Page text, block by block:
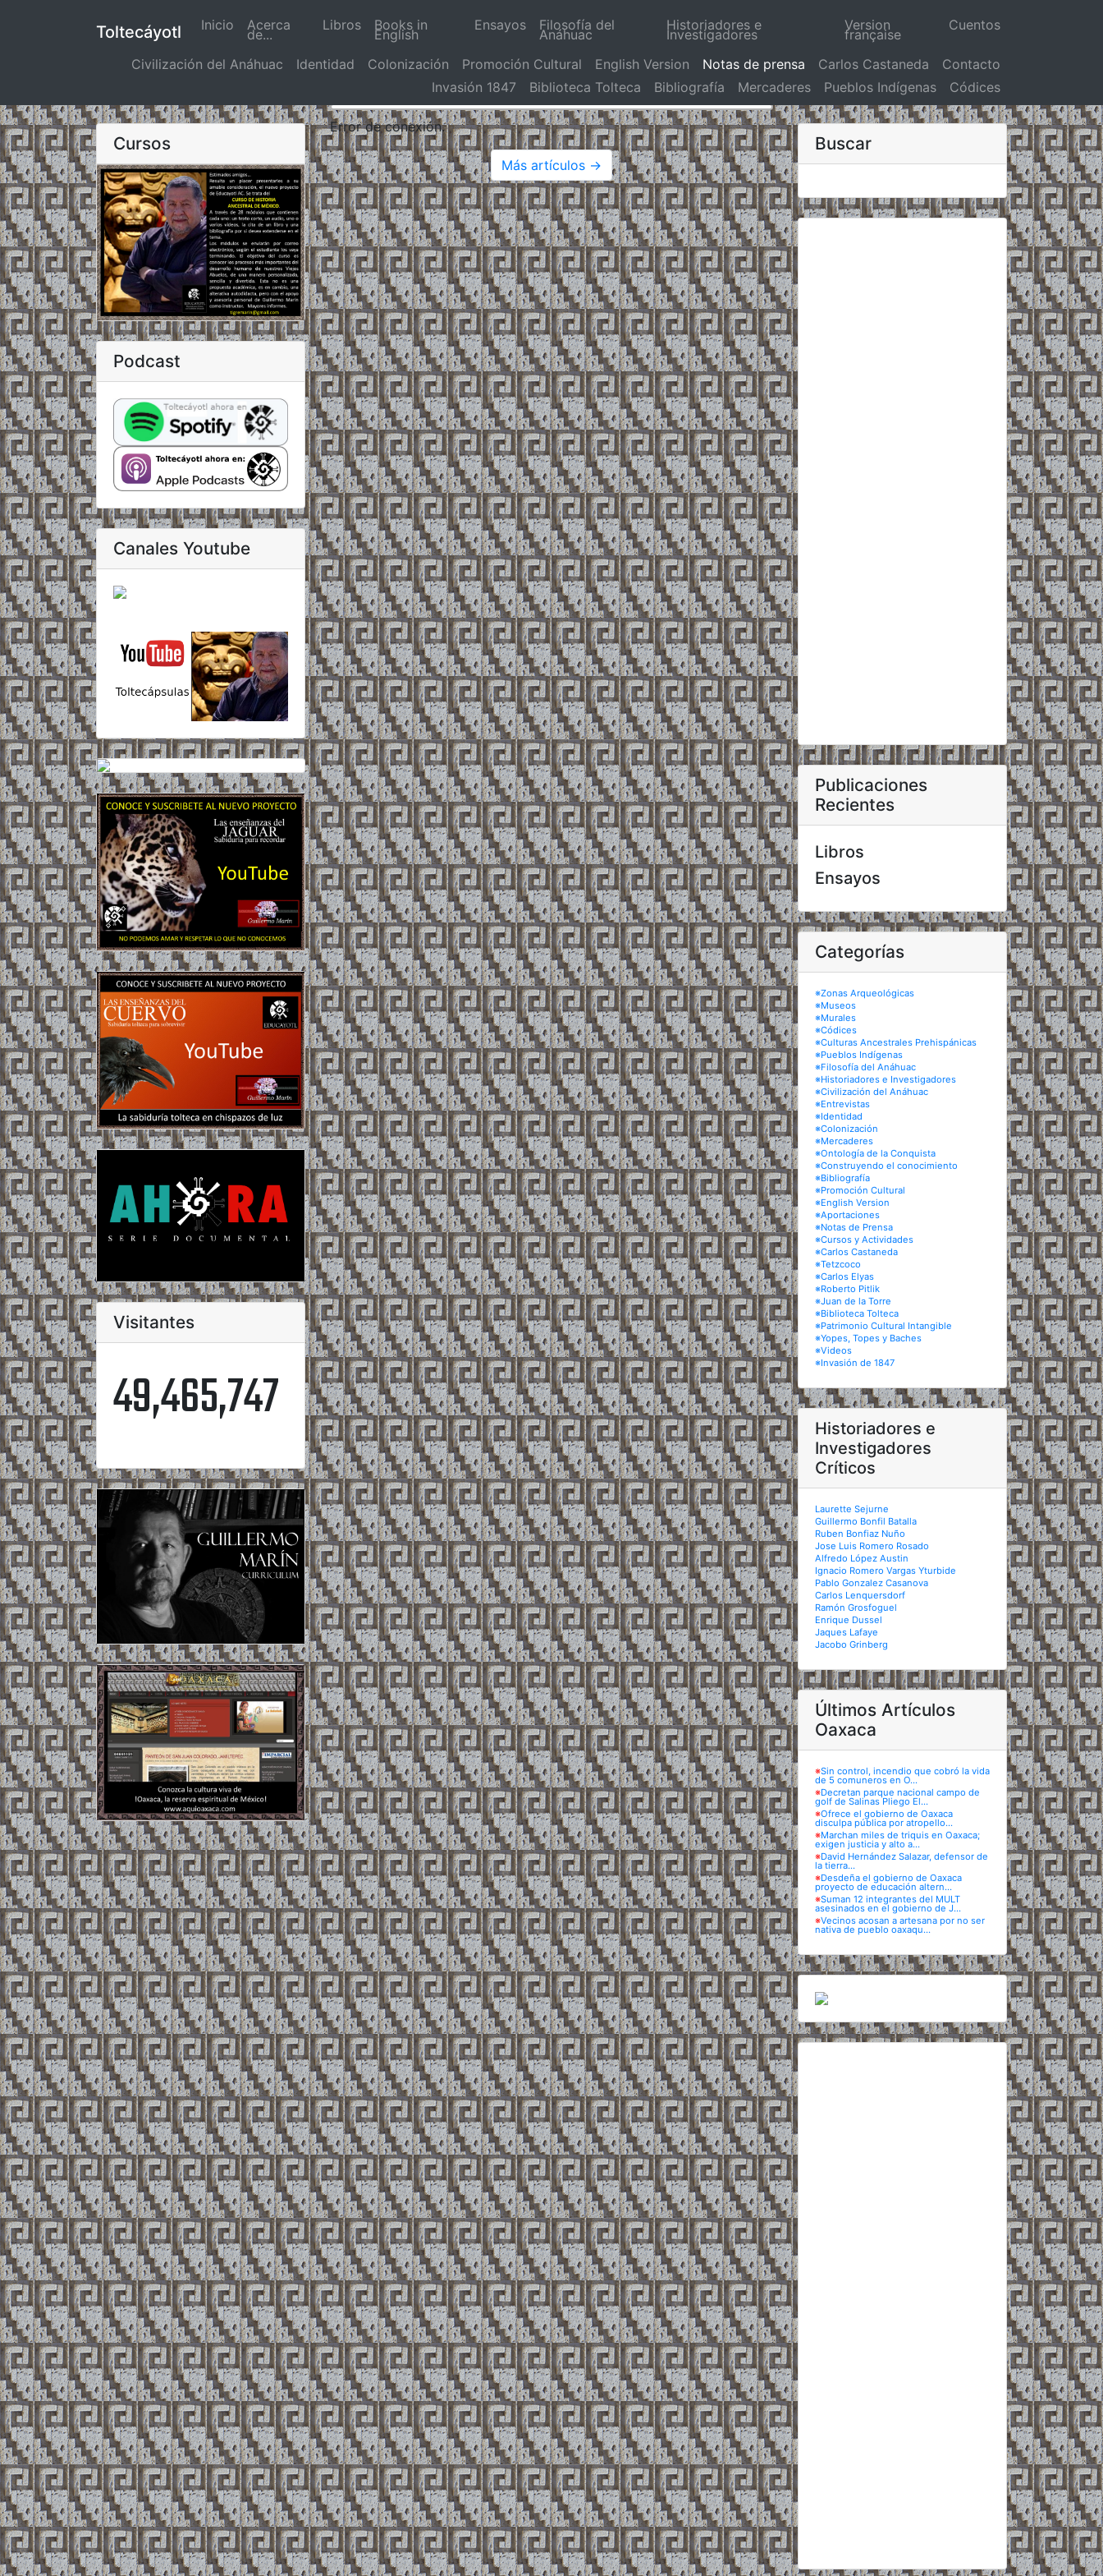
Toltecáyotl Inicio (actual)
Acerca
de...
Libros Books in
English
Ensayos Filosofía del
Anáhuac
Historiadores e
Investigadores
Version
française
Cuentos
Civilización del Anáhuac Identidad Colonización Promoción Cultural English Version Notas de prensa Carlos Castaneda
Contacto
Invasión 1847
Biblioteca Tolteca Bibliografía Mercaderes Pueblos Indígenas Códices
Cursos
Podcast
Canales Youtube
Visitantes
49,465,747
Error de conexión.
Más artículos →
Buscar
Publicaciones
Recientes
Libros
Ensayos
Categorías
※Zonas Arqueológicas
※Museos
※Murales
※Códices
※Culturas Ancestrales Prehispánicas
※Pueblos Indígenas
※Filosofía del Anáhuac
※Historiadores e Investigadores
※Civilización del Anáhuac
※Entrevistas
※Identidad
※Colonización
※Mercaderes
※Ontología de la Conquista
※Construyendo el conocimiento
※Bibliografía
※Promoción Cultural
※English Version
※Aportaciones
※Notas de Prensa
※Cursos y Actividades
※Carlos Castaneda
※Tetzcoco
※Carlos Elyas
※Roberto Pitlik
※Juan de la Torre
※Biblioteca Tolteca
※Patrimonio Cultural Intangible
※Yopes, Topes y Baches
※Videos
※Invasión de 1847
Historiadores e
Investigadores
Críticos
Laurette Sejurne
Guillermo Bonfil Batalla
Ruben Bonfiaz Nuño
Jose Luis Romero Rosado
Alfredo López Austin
Ignacio Romero Vargas Yturbide
Pablo Gonzalez Casanova
Carlos Lenquersdorf
Ramón Grosfoguel
Enrique Dussel
Jaques Lafaye
Jacobo Grinberg
Últimos Artículos
Oaxaca
※Sin control, incendio que cobró la vida
de 5 comuneros en O...
※Decretan parque nacional campo de
golf de Salinas Pliego El...
※Ofrece el gobierno de Oaxaca
disculpa pública por atropello...
※Marchan miles de triquis en Oaxaca;
exigen justicia y alto a...
※David Hernández Salazar, defensor de
la tierra...
※Desdeña el gobierno de Oaxaca
proyecto de educación altern...
※Suman 12 integrantes del MULT
asesinados en el gobierno de J...
※Vecinos acosan a artesana por no ser
nativa de pueblo oaxaqu...